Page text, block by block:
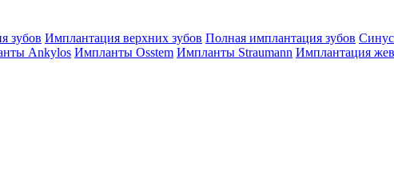
зубов Имплантация верхних зубов Полная имплантация зубов
Ankylos Импланты Osstem Импланты Straumann Имплантация